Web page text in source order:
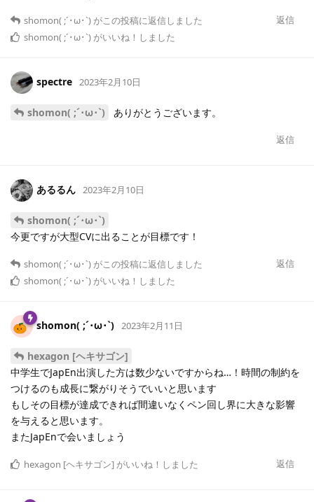
返信
shomon( ;´･ω･`) がこの投稿に返信しました
shomon( ;´･ω･`) がいいね！しました
spectre 2023年2月10日
shomon( ;´･ω･`) ありがとうございます。
返信
あるるん 2023年2月10日
shomon( ;´･ω･`)
今更ですが大型CVに出ることが目標です！
返信
shomon( ;´･ω･`) がこの投稿に返信しました
shomon( ;´･ω･`) がいいね！しました
shomon( ;´･ω･`) 2023年2月11日
hexagon [ヘキサゴン]
中学生でJapEn出演した方は数少ないですからね…！時間の制約を
つけるのも成長に繋がりそうでいいと思います
もしその目標が達成できれば間違いなくペン回し界に大きな影響
を与えると思います。
またJapEnで会いましょう
返信
hexagon [ヘキサゴン] がいいね！しました